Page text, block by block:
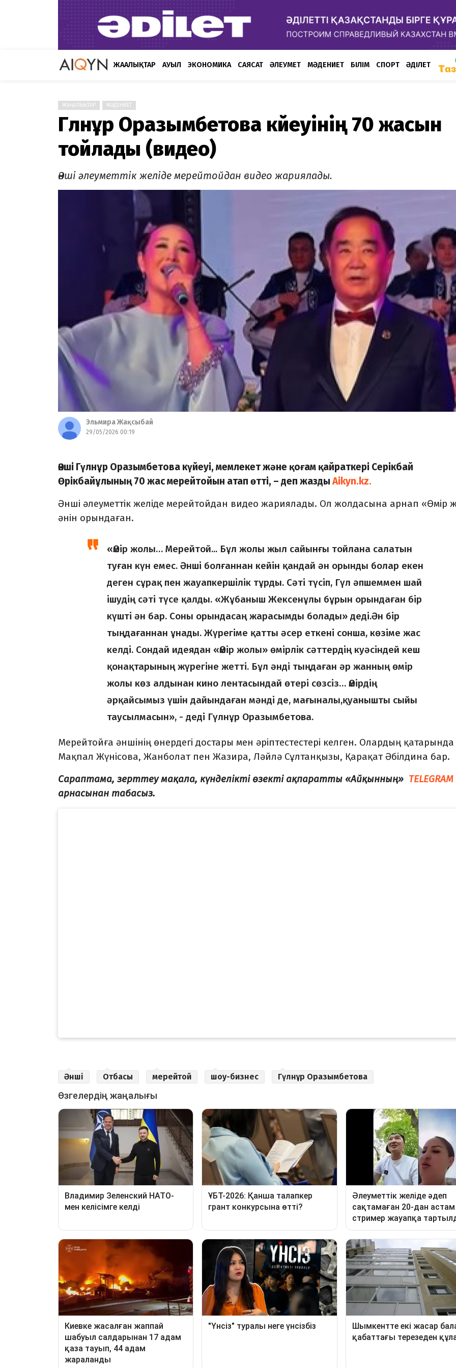
ЖАҢАЛЫҚТАР АУЫЛ ЭКОНОМИКА САЯСАТ ӘЛЕУМЕТ МӘДЕНИЕТ БІЛІМ СПОРТ ӘДІЛЕТ
ЖАҢАЛЫҚТАР МӘДЕНИЕТ
Гүлнұр Оразымбетова күйеуінің 70 жасын
тойлады (видео)
Әнші әлеуметтік желіде мерейтойдан видео жариялады.
Эльмира Жақсыбай
29/05/2026 00:19
Әнші Гүлнұр Оразымбетова күйеуі, мемлекет және қоғам қайраткері Серікбай
Өрікбайұлының 70 жас мерейтойын атап өтті, – деп жаздыAikyn.kz.
Әнші әлеуметтік желіде мерейтойдан видео жариялады. Ол жолдасына арнап «Өмір
әнін орындаған.
«Өмір жолы… Мерейтой... Бұл жолы жыл сайынғы тойлана салатын
туған күн емес. Әнші болғаннан кейін қандай ән орынды болар екен
деген сұрақ пен жауапкершілік тұрды. Сәті түсіп, Гүл әпшеммен шай
ішудің сәті түсе қалды. «Жұбаныш Жексенұлы бұрын орындаған бір
күшті ән бар. Соны орындасаң жарасымды болады» деді.Ән бір
тыңдағаннан ұнады. Жүрегіме қатты әсер еткені сонша, көзіме жас
келді. Сондай идеядан «Өмір жолы» өмірлік сәттердің куәсіндей кеш
қонақтарының жүрегіне жетті. Бұл әнді тыңдаған әр жанның өмір
жолы көз алдынан кино лентасындай өтері сөзсіз… Өмірдің
әрқайсымыз үшін дайындаған мәнді де, мағыналы,қуанышты сыйы
таусылмасын», - деді Гүлнұр Оразымбетова.
Мерейтойға әншінің өнердегі достары мен әріптестестері келген. Олардың қатарында
Мақпал Жүнісова, Жанболат пен Жазира, Ләйлә Сұлтанқызы, Қарақат Әбілдина бар.
Сараптама, зерттеу мақала, күнделікті өзекті ақпаратты «Айқынның» TELEGRAM
арнасынан табасыз.
Әнші Отбасы мерейтой шоу-бизнес Гүлнұр Оразымбетова